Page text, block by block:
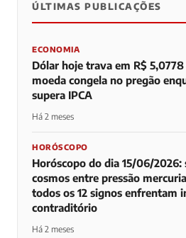
0 0 0
ÚLTIMAS PUBLICAÇÕES
ECONOMIA
Dólar hoje trava em R$
moeda congela no pregão
supera IPCA
Há 2 meses
HORÓSCOPO
Horóscopo do dia 15/06/2026:
cosmos entre pressão
todos os 12 signos enfrentam
contraditório
Há 2 meses